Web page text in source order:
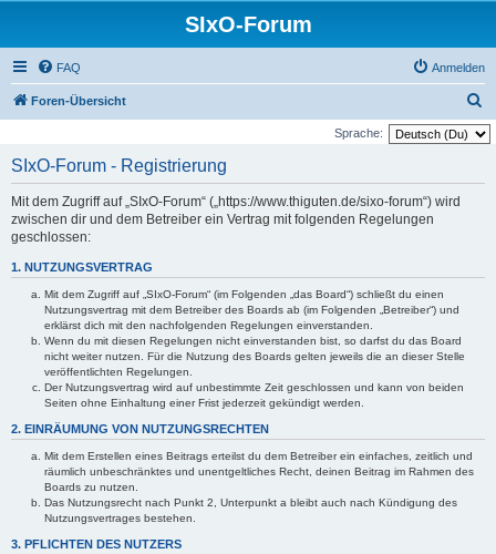
SIxO-Forum
FAQ Anmelden
Foren-Übersicht
u
Sprache:
SIxO-Forum - Registrierung
Mit dem Zugriff auf „SIxO-Forum“ („https://www.thiguten.de/sixo-forum“) wird
zwischen dir und dem Betreiber ein Vertrag mit folgenden Regelungen
geschlossen:
1. NUTZUNGSVERTRAG
Mit dem Zugriff auf „SIxO-Forum“ (im Folgenden „das Board“) schließt du einen
Nutzungsvertrag mit dem Betreiber des Boards ab (im Folgenden „Betreiber“) und
erklärst dich mit den nachfolgenden Regelungen einverstanden.
Wenn du mit diesen Regelungen nicht einverstanden bist, so darfst du das Board
nicht weiter nutzen. Für die Nutzung des Boards gelten jeweils die an dieser Stelle
veröffentlichten Regelungen.
Der Nutzungsvertrag wird auf unbestimmte Zeit geschlossen und kann von beiden
Seiten ohne Einhaltung einer Frist jederzeit gekündigt werden.
2. EINRÄUMUNG VON NUTZUNGSRECHTEN
Mit dem Erstellen eines Beitrags erteilst du dem Betreiber ein einfaches, zeitlich und
räumlich unbeschränktes und unentgeltliches Recht, deinen Beitrag im Rahmen des
Boards zu nutzen.
Das Nutzungsrecht nach Punkt 2, Unterpunkt a bleibt auch nach Kündigung des
Nutzungsvertrages bestehen.
3. PFLICHTEN DES NUTZERS